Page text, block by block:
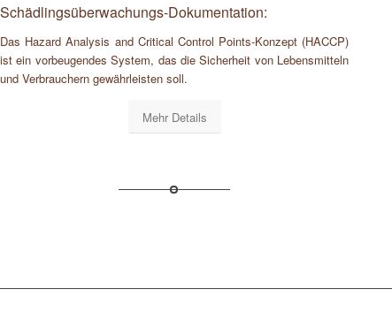
Schädlingsüberwachungs-Dokumentation:
Das Hazard Analysis and Critical Control Points-Konzept (HACCP)
ist ein vorbeugendes System, das die Sicherheit von Lebensmitteln
und Verbrauchern gewährleisten soll.
Mehr Details